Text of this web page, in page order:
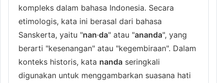
kompleks dalam bahasa Indonesia. Secara
etimologis, kata ini berasal dari bahasa
Sanskerta, yaitu "nan·da" atau "ananda", yang
berarti "kesenangan" atau "kegembiraan". Dalam
konteks historis, kata nanda seringkali
digunakan untuk menggambarkan suasana hati